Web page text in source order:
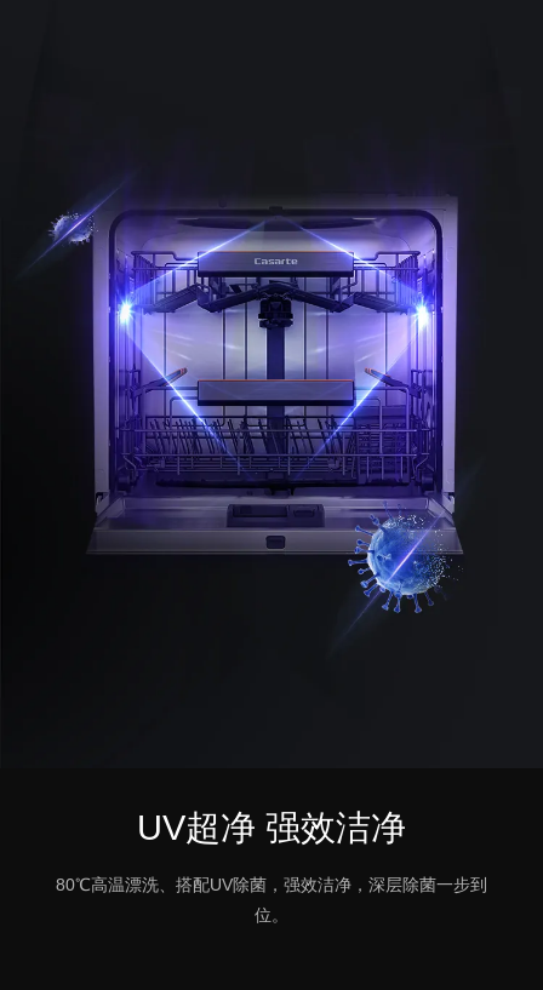
UV超净 强效洁净
80℃高温漂洗、搭配UV除菌，强效洁净，深层除菌一步到
位。